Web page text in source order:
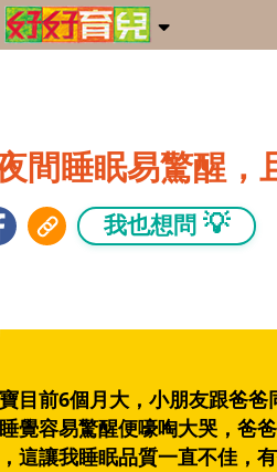
間睡眠易驚醒，
我也想問 💡
目前6個月大，小朋友跟爸
覺容易驚醒便嚎啕大哭，爸
這讓我睡眠品質一直不佳，